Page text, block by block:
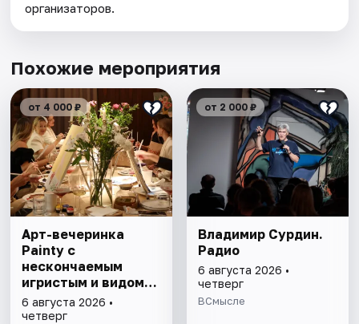
организаторов.
Похожие мероприятия
от 4 000 ₽
Арт-вечеринка
Painty с
нескончаемым
игристым и видом
на Театр им. Андрея
Миронова
6 августа 2026 •
четверг
от 2 000 ₽
Владимир Сурдин.
Радио
6 августа 2026 •
четверг
ВСмысле